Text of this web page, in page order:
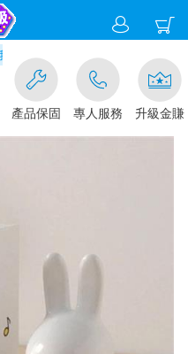
產品保固 專人服務 升級金賺